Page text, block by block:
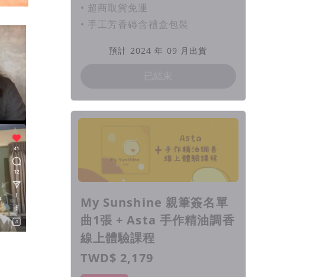
• 超商取貨免運
• 手工芳香磚含禮盒包裝
預計 2024 年 09 月出貨
My Sunshine 親筆簽名單
曲1張 + Asta 手作精油調香
線上體驗課程
TWD$ 2,179